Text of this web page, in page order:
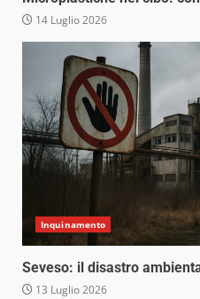
14 Luglio 2026
Inquinamento
Seveso: il disastro
13 Luglio 2026